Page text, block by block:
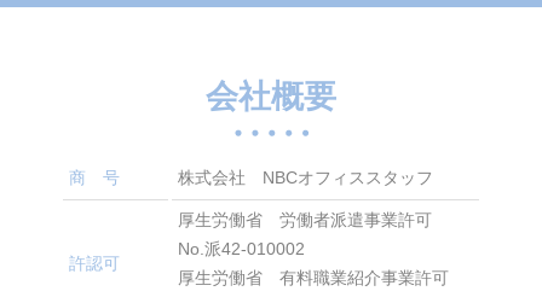
会社概要
商 号 株式会社 NBCオフィススタッフ
許認可
厚生労働省 労働者派遣事業許可
No.派42-010002
厚生労働省 有料職業紹介事業許可